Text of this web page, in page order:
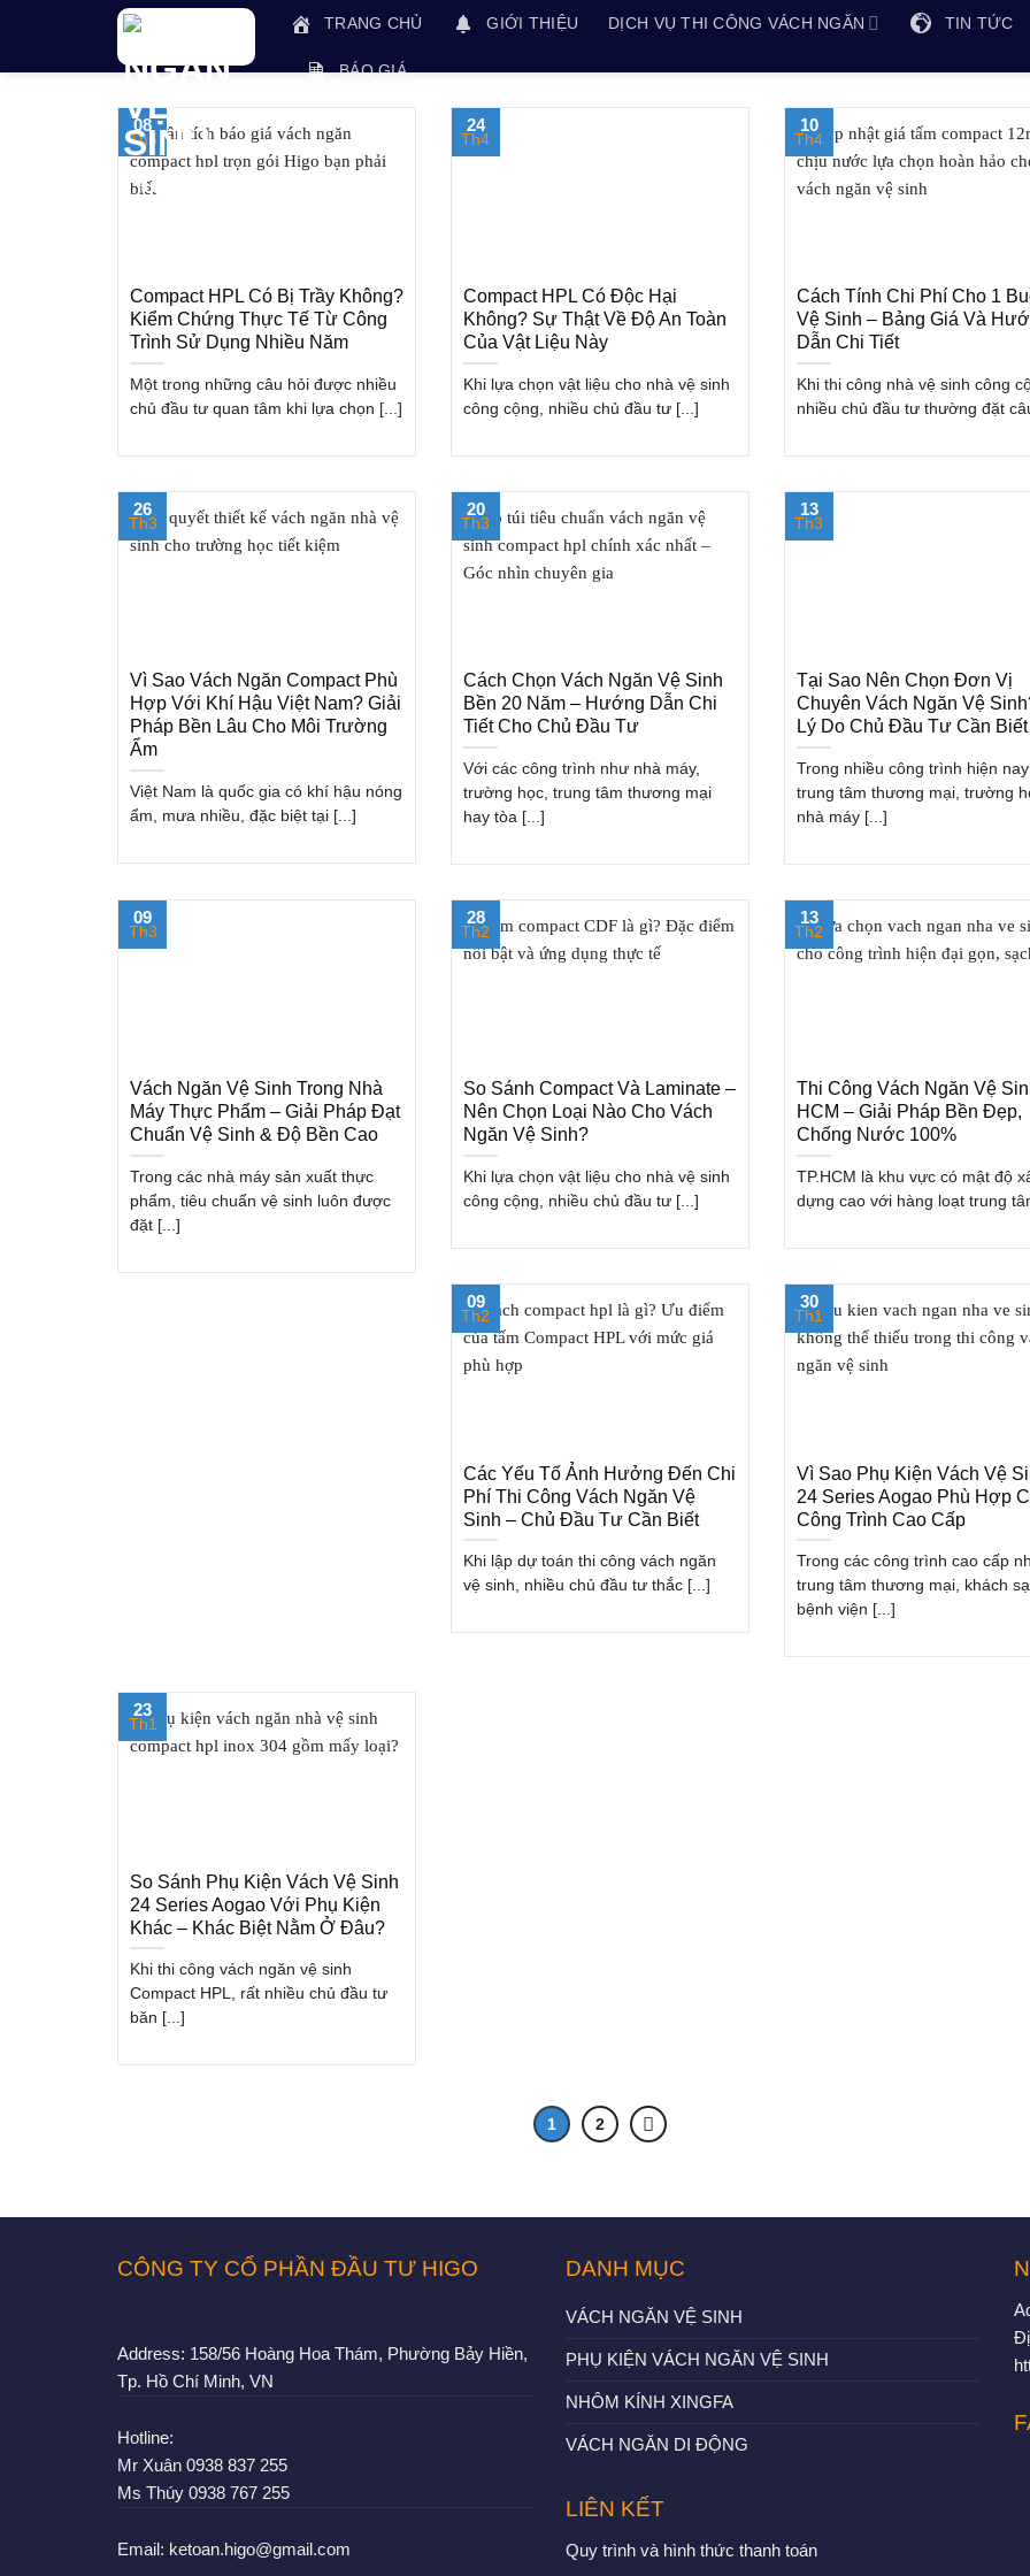
TRANG CHỦ GIỚI THIỆU DỊCH VỤ THI CÔNG VÁCH NGĂN TIN TỨC
BÁO GIÁ
Compact HPL Có Bị Trầy Không?
Kiểm Chứng Thực Tế Từ Công
Trình Sử Dụng Nhiều Năm
Một trong những câu hỏi được nhiều
chủ đầu tư quan tâm khi lựa chọn [...]
08
Th5
Compact HPL Có Độc Hại
Không? Sự Thật Về Độ An Toàn
Của Vật Liệu Này
Khi lựa chọn vật liệu cho nhà vệ sinh
công cộng, nhiều chủ đầu tư [...]
24
Th4
Cách Tính Chi Phí Cho 1
Vệ Sinh – Bảng Giá Và
Dẫn Chi Tiết
Khi thi công nhà vệ sinh công
nhiều chủ đầu tư thường đặt
10
Th4
Vì Sao Vách Ngăn Compact Phù
Hợp Với Khí Hậu Việt Nam? Giải
Pháp Bền Lâu Cho Môi Trường
Ẩm
Việt Nam là quốc gia có khí hậu nóng
ẩm, mưa nhiều, đặc biệt tại [...]
26
Th3
Cách Chọn Vách Ngăn Vệ Sinh
Bền 20 Năm – Hướng Dẫn Chi
Tiết Cho Chủ Đầu Tư
Với các công trình như nhà máy,
trường học, trung tâm thương mại
hay tòa [...]
20
Th3
Tại Sao Nên Chọn Đơn Vị
Chuyên Vách Ngăn Vệ
Lý Do Chủ Đầu Tư Cần Biết
Trong nhiều công trình hiện
trung tâm thương mại, trường
nhà máy [...]
13
Th3
Vách Ngăn Vệ Sinh Trong Nhà
Máy Thực Phẩm – Giải Pháp Đạt
Chuẩn Vệ Sinh & Độ Bền Cao
Trong các nhà máy sản xuất thực
phẩm, tiêu chuẩn vệ sinh luôn được
đặt [...]
09
Th3
So Sánh Compact Và Laminate –
Nên Chọn Loại Nào Cho Vách
Ngăn Vệ Sinh?
Khi lựa chọn vật liệu cho nhà vệ sinh
công cộng, nhiều chủ đầu tư [...]
28
Th2
Thi Công Vách Ngăn Vệ
HCM – Giải Pháp Bền Đẹp,
Chống Nước 100%
TP.HCM là khu vực có mật độ
dựng cao với hàng loạt trung
13
Th2
Các Yếu Tố Ảnh Hưởng Đến Chi
Phí Thi Công Vách Ngăn Vệ
Sinh – Chủ Đầu Tư Cần Biết
Khi lập dự toán thi công vách ngăn
vệ sinh, nhiều chủ đầu tư thắc [...]
09
Th2
Vì Sao Phụ Kiện Vách Vệ
24 Series Aogao Phù Hợp
Công Trình Cao Cấp
Trong các công trình cao cấp
trung tâm thương mại, khách
bệnh viện [...]
30
Th1
So Sánh Phụ Kiện Vách Vệ Sinh
24 Series Aogao Với Phụ Kiện
Khác – Khác Biệt Nằm Ở Đâu?
Khi thi công vách ngăn vệ sinh
Compact HPL, rất nhiều chủ đầu tư
băn [...]
23
Th1
1 2
CÔNG TY CỔ PHẦN ĐẦU TƯ HIGO
Address: 158/56 Hoàng Hoa Thám, Phường Bảy Hiền,
Tp. Hồ Chí Minh, VN
Hotline:
Mr Xuân 0938 837 255
Ms Thúy 0938 767 255
Email: ketoan.higo@gmail.com
DANH MỤC
VÁCH NGĂN VỆ SINH
PHỤ KIỆN VÁCH NGĂN VỆ SINH
NHÔM KÍNH XINGFA
VÁCH NGĂN DI ĐỘNG
LIÊN KẾT
Quy trình và hình thức thanh toán